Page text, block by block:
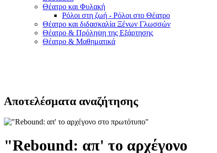
Θέατρο και Φυλακή
Ρόλοι στη ζωή - Ρόλοι στο Θέατρο
Θέατρο και διδασκαλία Ξένων Γλωσσών
Θέατρο & Πρόληψη της Εξάρτησης
Θέατρο & Μαθηματικά
Αποτελέσματα αναζήτησης
"Rebound: απ' το αρχέγονο